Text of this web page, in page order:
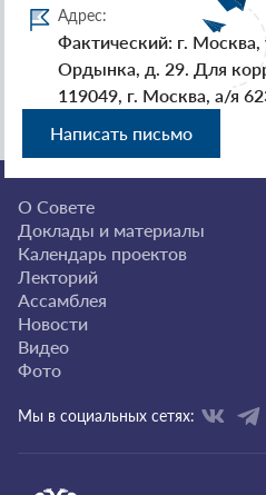
Адрес:
Фактический: г. Москва,
Ордынка, д. 29. Для
119049, г. Москва, а/я
Написать письмо
О Совете
Доклады и материалы
Календарь проектов
Лекторий
Ассамблея
Новости
Видео
Фото
Мы в социальных сетях: